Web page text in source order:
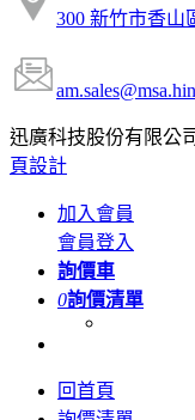
300 新竹市香山
迅廣科技股份有限公
頁設計
加入會員
會員登入
詢價車
0詢價清單
回首頁